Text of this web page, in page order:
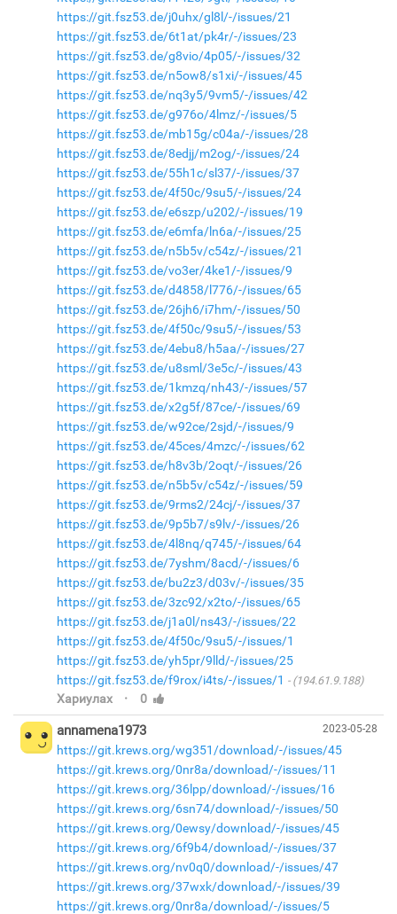
https://git.fsz53.de/j0uhx/gl8l/-/issues/21
https://git.fsz53.de/6t1at/pk4r/-/issues/23
https://git.fsz53.de/g8vio/4p05/-/issues/32
https://git.fsz53.de/n5ow8/s1xi/-/issues/45
https://git.fsz53.de/nq3y5/9vm5/-/issues/42
https://git.fsz53.de/g976o/4lmz/-/issues/5
https://git.fsz53.de/mb15g/c04a/-/issues/28
https://git.fsz53.de/8edjj/m2og/-/issues/24
https://git.fsz53.de/55h1c/sl37/-/issues/37
https://git.fsz53.de/4f50c/9su5/-/issues/24
https://git.fsz53.de/e6szp/u202/-/issues/19
https://git.fsz53.de/e6mfa/ln6a/-/issues/25
https://git.fsz53.de/n5b5v/c54z/-/issues/21
https://git.fsz53.de/vo3er/4ke1/-/issues/9
https://git.fsz53.de/d4858/l776/-/issues/65
https://git.fsz53.de/26jh6/i7hm/-/issues/50
https://git.fsz53.de/4f50c/9su5/-/issues/53
https://git.fsz53.de/4ebu8/h5aa/-/issues/27
https://git.fsz53.de/u8sml/3e5c/-/issues/43
https://git.fsz53.de/1kmzq/nh43/-/issues/57
https://git.fsz53.de/x2g5f/87ce/-/issues/69
https://git.fsz53.de/w92ce/2sjd/-/issues/9
https://git.fsz53.de/45ces/4mzc/-/issues/62
https://git.fsz53.de/h8v3b/2oqt/-/issues/26
https://git.fsz53.de/n5b5v/c54z/-/issues/59
https://git.fsz53.de/9rms2/24cj/-/issues/37
https://git.fsz53.de/9p5b7/s9lv/-/issues/26
https://git.fsz53.de/4l8nq/q745/-/issues/64
https://git.fsz53.de/7yshm/8acd/-/issues/6
https://git.fsz53.de/bu2z3/d03v/-/issues/35
https://git.fsz53.de/3zc92/x2to/-/issues/65
https://git.fsz53.de/j1a0l/ns43/-/issues/22
https://git.fsz53.de/4f50c/9su5/-/issues/1
https://git.fsz53.de/yh5pr/9lld/-/issues/25
https://git.fsz53.de/f9rox/i4ts/-/issues/1
(194.61.9.188)
Хариулах · 0
2023-05-28
annamena1973
https://git.krews.org/wg351/download/-/issues/45
https://git.krews.org/0nr8a/download/-/issues/11
https://git.krews.org/36lpp/download/-/issues/16
https://git.krews.org/6sn74/download/-/issues/50
https://git.krews.org/0ewsy/download/-/issues/45
https://git.krews.org/6f9b4/download/-/issues/37
https://git.krews.org/nv0q0/download/-/issues/47
https://git.krews.org/37wxk/download/-/issues/39
https://git.krews.org/0nr8a/download/-/issues/5